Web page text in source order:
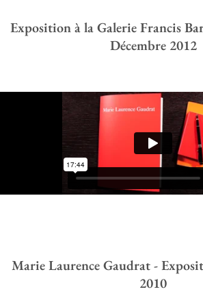
Exposition à la Galerie Francis
Décembre 2012
Marie Laurence Gaudrat -
2010